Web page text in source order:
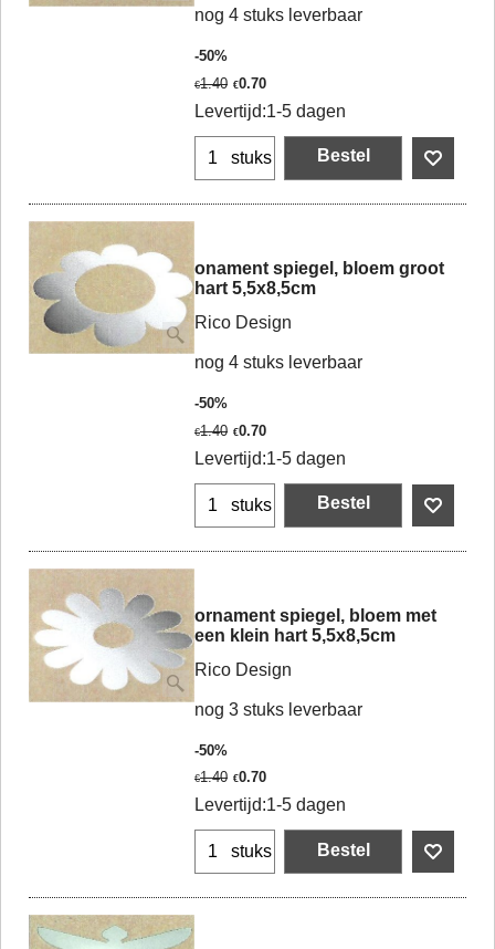
nog 4 stuks leverbaar
-50%
€1.40 €0.70
Levertijd:1-5 dagen
stuks Bestel
onament spiegel, bloem groot
hart 5,5x8,5cm
Rico Design
nog 4 stuks leverbaar
-50%
€1.40 €0.70
Levertijd:1-5 dagen
stuks Bestel
ornament spiegel, bloem met
een klein hart 5,5x8,5cm
Rico Design
nog 3 stuks leverbaar
-50%
€1.40 €0.70
Levertijd:1-5 dagen
stuks Bestel